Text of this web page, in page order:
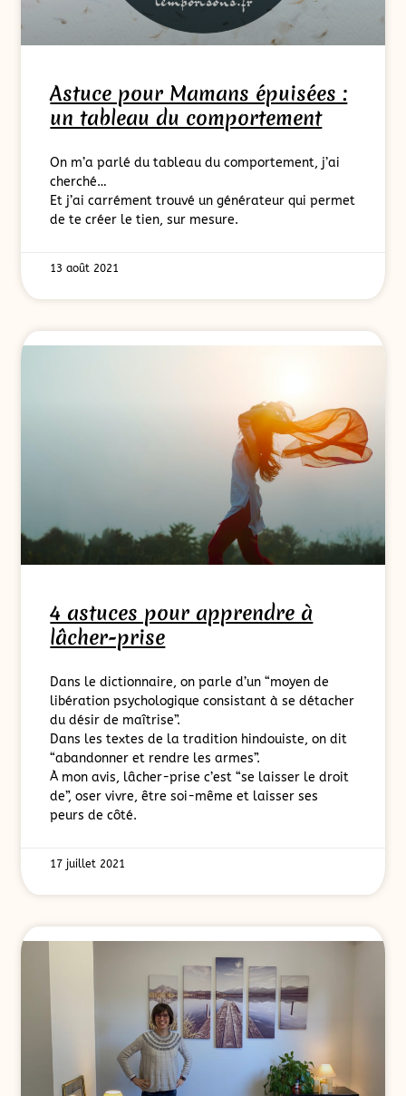
Astuce pour Mamans épuisées :
un tableau du comportement
On m’a parlé du tableau du comportement, j’ai
cherché…
Et j’ai carrément trouvé un générateur qui permet
de te créer le tien, sur mesure.
13 août 2021
4 astuces pour apprendre à
lâcher-prise
Dans le dictionnaire, on parle d’un “moyen de
libération psychologique consistant à se détacher
du désir de maîtrise”.
Dans les textes de la tradition hindouiste, on dit
“abandonner et rendre les armes”.
À mon avis, lâcher-prise c’est “se laisser le droit
de”, oser vivre, être soi-même et laisser ses
peurs de côté.
17 juillet 2021